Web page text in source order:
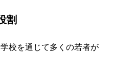
割
校を通じて多くの若者が